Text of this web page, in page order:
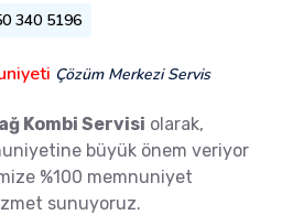
340 5196
Çözüm Merkezi Servis
Kombi Servisi olarak,
büyük önem veriyor
%100 memnuniyet
sunuyoruz.